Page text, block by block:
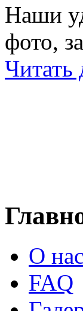
Наши
фото,
Читать
О нас
FAQ